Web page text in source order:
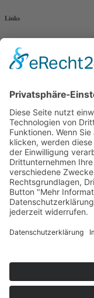
Links
AWO Jobportal
AWO Ehrenamt Portal
AWO
AWO Pflegeberatung
AWO Kulturhaus
Arbeit mit Behinderung
AWO Büro Kindermut
Kulturland Brandenburg
AWO Selbsthilfe
AWO eLearning
Kultur für JEDEN
AWO 1plus9
Dachverband Freie
© 1990 - 2026
Impressum|
Mutige